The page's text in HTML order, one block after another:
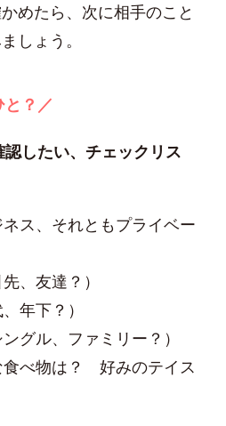
めたら、次に相手のこと
しょう。
？／
認したい、チェックリス
ス、それともプライベー
、友達？）
年下？）
グル、ファミリー？）
食べ物は？ 好みのテイス